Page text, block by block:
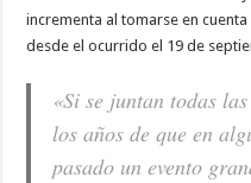
incrementa al tomarse en
desde el ocurrido el 19 de
«Si se juntan todas
los años de que en
pasado un evento